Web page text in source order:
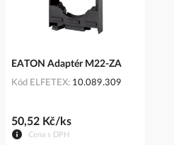
EATON Adaptér M22-ZA
Kód ELFETEX 10.089.309
Cena s DPH
50,52 Kč/ks